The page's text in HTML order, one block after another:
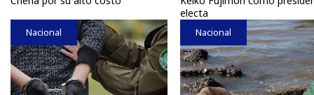
electa
Nacional Nacional